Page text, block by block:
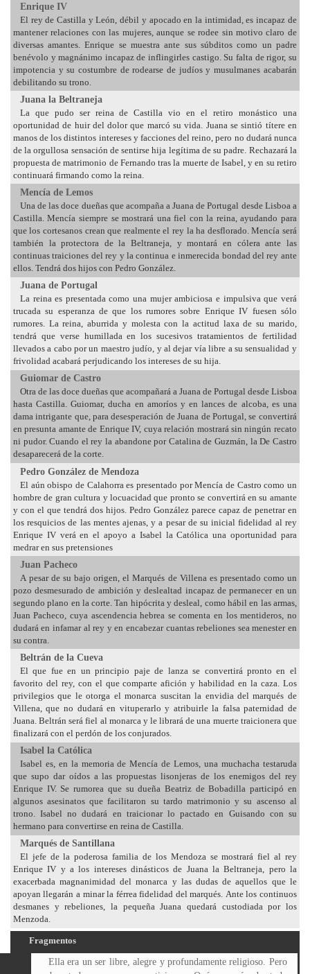
Enrique IV
El rey de Castilla y León, débil y apocado en la intimidad, es incapaz de
mantener relaciones con las mujeres, aunque se rodee sin motivo claro de
diversas amantes. Enrique se muestra ante sus súbditos como un padre
benévolo y magnánimo incapaz de inflingirles castigo. Su falta de rigor, su
impotencia y su costumbre de rodearse de judíos y musulmanes acabarán
debilitando su trono.
Juana la Beltraneja
La que pudo ser reina de Castilla vio en el retiro monástico una
oportunidad de huir del dolor que marcó su vida. Juana se sintió títere en
manos de los distintos intereses y facciones del reino, pero no dudará nunca
de la orgullosa sensación de sentirse hija legítima de su padre. Rechazará la
propuesta de matrimonio de Fernando tras la muerte de Isabel, y en su retiro
continuará firmando como la reina.
Mencía de Lemos
Una de las doce dueñas que acompaña a Juana de Portugal desde Lisboa a
Castilla. Mencía siempre se mostrará una fiel con la reina, ayudando para
que los cortesanos crean que realmente el rey la ha desflorado. Mencía será
también la protectora de la Beltraneja, y montará en cólera ante las
continuas traiciones del rey y la continua e inmerecida bondad del rey ante
ellos. Tendrá dos hijos con Pedro González.
Juana de Portugal
La reina es presentada como una mujer ambiciosa e impulsiva que verá
trucada su esperanza de que los rumores sobre Enrique IV fuesen sólo
rumores. La reina, aburrida y molesta con la actitud laxa de su marido,
tendrá que verse humillada en los sucesivos tratamientos de fertilidad
llevados a cabo por un maestro judío, y al dejar vía libre a su sensualidad y
frivolidad acabará perjudicando los intereses de su hija.
Guiomar de Castro
Otra de las doce dueñas que acompañará a Juana de Portugal desde Lisboa
hasta Castilla. Guiomar, ducha en amoríos y en lances de alcoba, es una
dama intrigante que, para desesperación de Juana de Portugal, se convertirá
en presunta amante de Enrique IV, cuya relación mostrará sin ningún recato
ni pudor. Cuando el rey la abandone por Catalina de Guzmán, la De Castro
desaparecerá de la corte.
Pedro González de Mendoza
El aún obispo de Calahorra es presentado por Mencía de Castro como un
hombre de gran cultura y locuacidad que pronto se convertirá en su amante
y con el que tendrá dos hijos. Pedro González parece capaz de penetrar en
los resquicios de las mentes ajenas, y a pesar de su inicial fidelidad al rey
Enrique IV verá en el apoyo a Isabel la Católica una oportunidad para
medrar en sus pretensiones
Juan Pacheco
A pesar de su bajo origen, el Marqués de Villena es presentado como un
pozo desmesurado de ambición y deslealtad incapaz de permanecer en un
segundo plano en la corte. Tan hipócrita y desleal, como hábil en las armas,
Juan Pacheco, cuya ascendencia hebrea se comenta en los mentideros, no
dudará en infamar al rey y en encabezar cuantas rebeliones sea menester en
su contra.
Beltrán de la Cueva
El que fue en un principio paje de lanza se convertirá pronto en el
favorito del rey, con el que comparte afición y habilidad en la caza. Los
privilegios que le otorga el monarca suscitan la envidia del marqués de
Villena, que no dudará en vituperarlo y atribuirle la falsa paternidad de
Juana. Beltrán será fiel al monarca y le librará de una muerte traicionera que
finalizará con el perdón de los conjurados.
Isabel la Católica
Isabel es, en la memoria de Mencía de Lemos, una muchacha testaruda
que supo dar oídos a las propuestas lisonjeras de los enemigos del rey
Enrique IV. Se rumorea que su dueña Beatriz de Bobadilla participó en
algunos asesinatos que facilitaron su tardo matrimonio y su ascenso al
trono. Isabel no dudará en traicionar lo pactado en Guisando con su
hermano para convertirse en reina de Castilla.
Marqués de Santillana
El jefe de la poderosa familia de los Mendoza se mostrará fiel al rey
Enrique IV y a los intereses dinásticos de Juana la Beltraneja, pero la
exacerbada magnanimidad del monarca y las dudas de aquellos que le
apoyan llegarán a minar la férrea fidelidad del marqués. Ante los continuos
desmanes y rebeliones, la pequeña Juana quedará custodiada por los
Menzoda.
Fragmentos
Ella era un ser libre, alegre y profundamente religioso. Pero